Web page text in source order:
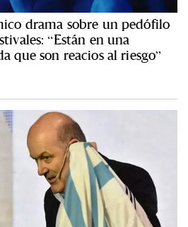
drama sobre un pedófilo
“Están en una
que son reacios al riesgo”